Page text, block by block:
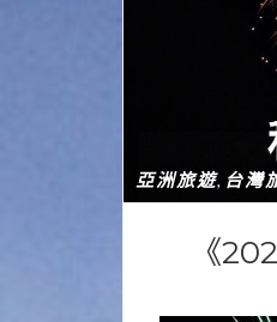
亞洲旅遊, 台灣
《